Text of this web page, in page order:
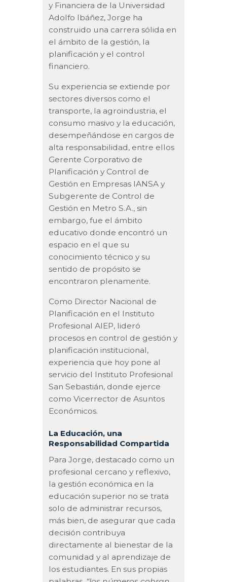
y Financiera de la Universidad
Adolfo Ibáñez, Jorge ha
construido una carrera sólida en
el ámbito de la gestión, la
planificación y el control
financiero.
Su experiencia se extiende por
sectores diversos como el
transporte, la agroindustria, el
consumo masivo y la educación,
desempeñándose en cargos de
alta responsabilidad, entre ellos
Gerente Corporativo de
Planificación y Control de
Gestión en Empresas IANSA y
Subgerente de Control de
Gestión en Metro S.A., sin
embargo, fue el ámbito
educativo donde encontró un
espacio en el que su
conocimiento técnico y su
sentido de propósito se
encontraron plenamente.
Como Director Nacional de
Planificación en el Instituto
Profesional AIEP, lideró
procesos en control de gestión y
planificación institucional,
experiencia que hoy pone al
servicio del Instituto Profesional
San Sebastián, donde ejerce
como Vicerrector de Asuntos
Económicos.
La Educación, una
Responsabilidad Compartida
Para Jorge, destacado como un
profesional cercano y reflexivo,
la gestión económica en la
educación superior no se trata
solo de administrar recursos,
más bien, de asegurar que cada
decisión contribuya
directamente al bienestar de la
comunidad y al aprendizaje de
los estudiantes. En sus propias